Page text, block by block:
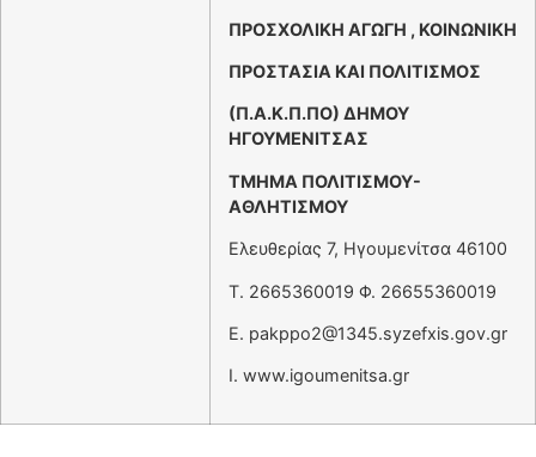
ΠΡΟΣΧΟΛΙΚΗ ΑΓΩΓΗ , ΚΟΙΝΩΝΙΚΗ
ΠΡΟΣΤΑΣΙΑ ΚΑΙ ΠΟΛΙΤΙΣΜΟΣ
(Π.Α.Κ.Π.ΠΟ) ΔΗΜΟΥ
ΗΓΟΥΜΕΝΙΤΣΑΣ
ΤΜΗΜΑ ΠΟΛΙΤΙΣΜΟΥ-
ΑΘΛΗΤΙΣΜΟΥ
Ελευθερίας 7, Ηγουμενίτσα 46100
T. 2665360019 Φ. 26655360019
Ε. pakppo2@1345.syzefxis.gov.gr
I. www.igoumenitsa.gr